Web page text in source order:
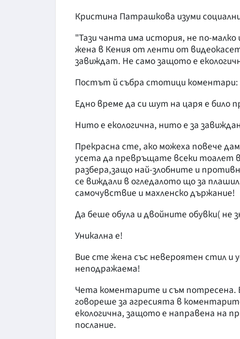
Кристина Патрашкова изуми
"Тази чанта има история, не по-
жена в Кения от ленти от
завиждат. Не само защото е
Постът й събра стотици коментари:
Едно време да си шут на царя е било
Нито е екологична, нито е за
Прекрасна сте, ако можеха повече
усета да превръщате всеки тоалет
разбера,защо най-злобните и
се виждали в огледалото що за
самочувствие и махленско държание!
Да беше обула и двойните обувки( не
Уникална е!
Вие сте жена със невероятен стил и
неподражаема!
Чета коментарите и съм
говореше за агресията в
екологична, защото е направена на
послание.